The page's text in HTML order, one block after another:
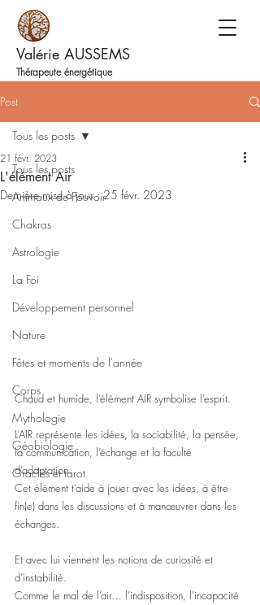
Valérie AUSSEMS
Thérapeute énergétique
Post
Tous les posts
Animaux de Pouvoir
Chakras
Astrologie
La Foi
Développement personnel
Nature
Fêtes et moments de l'année
Corps
Mythologie
Géobiologie
Oracles et tarot
Tous les posts
L'élément Air
21 févr. 2023
Dernière mise à jour :25 févr. 2023
Chaud et humide, l’élément AIR symbolise l’esprit.
L’AIR représente les idées, la sociabilité, la pensée,
la communication, l’échange et la faculté
d’adaptation.
Cet élément t’aide à jouer avec les idées, à être
fin(e) dans les discussions et à manœuvrer dans les
échanges.
Et avec lui viennent les notions de curiosité et
d’instabilité.
Comme le mal de l’air… l’indisposition, l’incapacité